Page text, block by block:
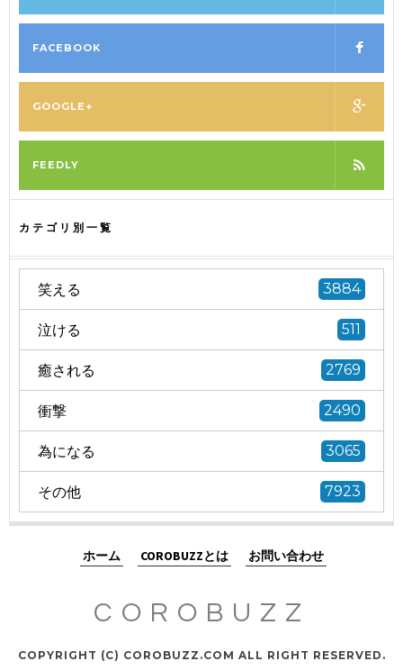
FACEBOOK
GOOGLE+
FEEDLY
カテゴリ別一覧
笑える 3884
泣ける 511
癒される 2769
衝撃 2490
為になる 3065
その他 7923
ホーム COROBUZZとは お問い合わせ
COROBUZZ
COPYRIGHT (C) COROBUZZ.COM ALL RIGHT RESERVED.